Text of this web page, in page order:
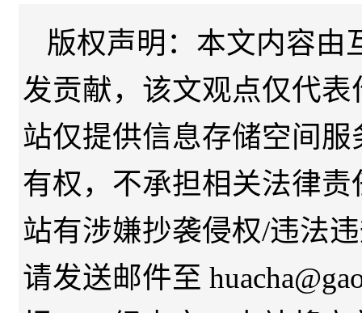
版权声明：本文内容由
发贡献，该文观点仅代
站仅提供信息存储空间
有权，不承担相关法律
站有涉嫌抄袭侵权/违法
请发送邮件至